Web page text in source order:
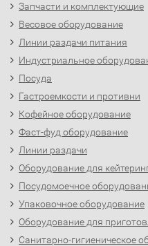
Запчасти и комплектующие
Весовое оборудование
Линии раздачи питания
Индустриальное
Посуда
Гастроемкости и противни
Кофейное оборудование
Фаст-фуд оборудование
Линии раздачи
Оборудование для
Посудомоечное
Упаковочное оборудование
Оборудование для
Санитарно-гигиеническое